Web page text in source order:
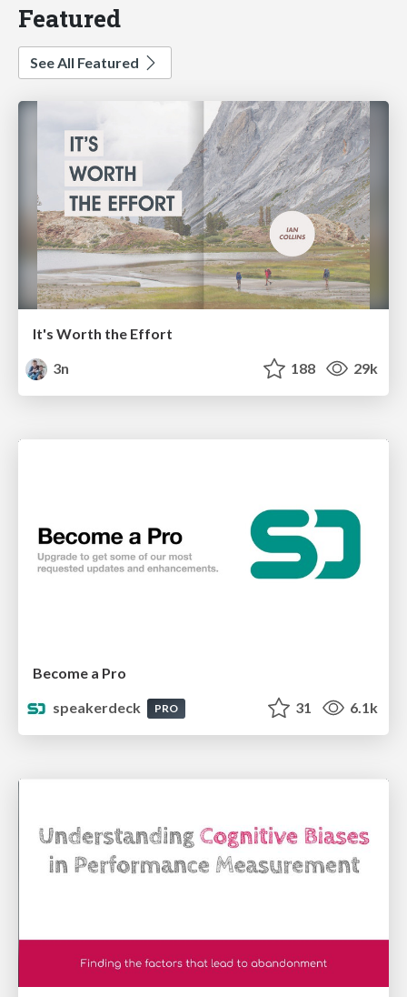
Featured
See All Featured
It's Worth the Effort
3n
188 29k
Become a Pro
speakerdeck
PRO 31 6.1k